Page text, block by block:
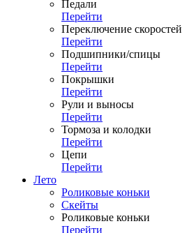
Педали
Перейти
Переключение скоростей
Перейти
Подшипники/спицы
Перейти
Покрышки
Перейти
Рули и выносы
Перейти
Тормоза и колодки
Перейти
Цепи
Перейти
Лето
Роликовые коньки
Скейты
Роликовые коньки
Перейти